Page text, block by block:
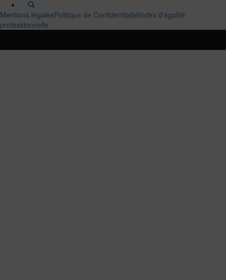
Mentions légalesPolitique de ConfidentialitéIndex d'égalité
professionnelle